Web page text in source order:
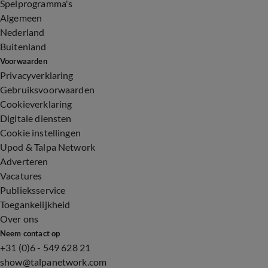
Spelprogramma's
Algemeen
Nederland
Buitenland
Voorwaarden
Privacyverklaring
Gebruiksvoorwaarden
Cookieverklaring
Digitale diensten
Cookie instellingen
Upod & Talpa Network
Adverteren
Vacatures
Publieksservice
Toegankelijkheid
Over ons
Neem contact op
+31 (0)6 - 549 628 21
show@talpanetwork.com